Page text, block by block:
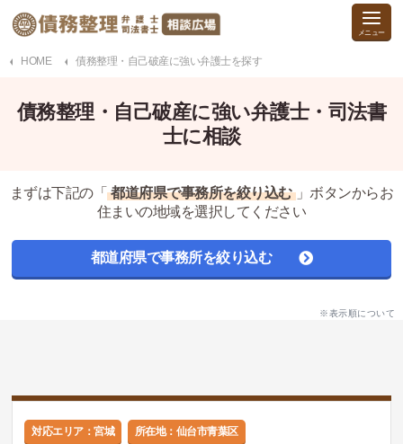
HOME 債務整理・自己破産に強い弁護士を探す
債務整理・自己破産に強い弁護士・司法書
士に相談
まずは下記の「 都道府県で事務所を絞り込む 」ボタンからお
住まいの地域を選択してください
都道府県で事務所を絞り込む
※表示順について
対応エリア：宮城 所在地：仙台市青葉区